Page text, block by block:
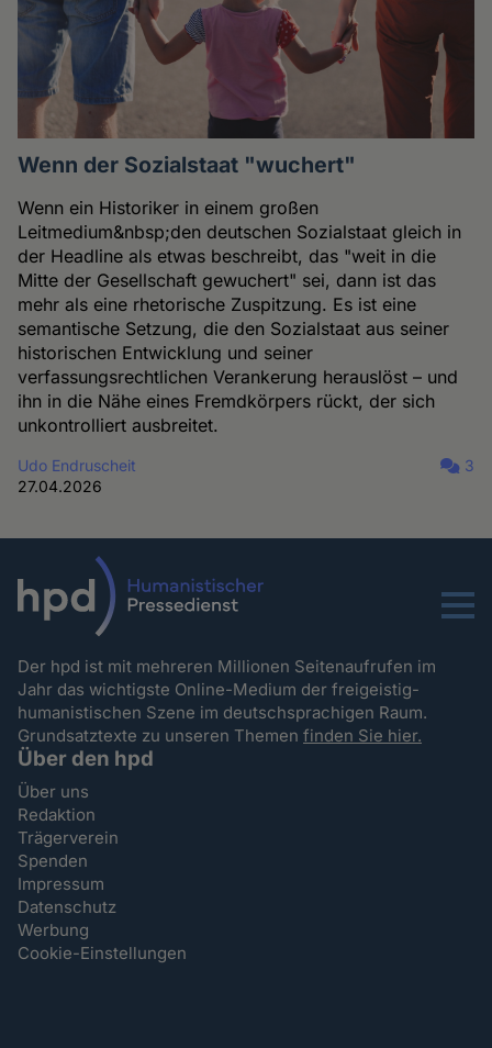
Wenn der Sozialstaat "wuchert"
Wenn ein Historiker in einem großen
Leitmedium&nbsp;den deutschen Sozialstaat gleich in
der Headline als etwas beschreibt, das "weit in die
Mitte der Gesellschaft gewuchert" sei, dann ist das
mehr als eine rhetorische Zuspitzung. Es ist eine
semantische Setzung, die den Sozialstaat aus seiner
historischen Entwicklung und seiner
verfassungsrechtlichen Verankerung herauslöst – und
ihn in die Nähe eines Fremdkörpers rückt, der sich
unkontrolliert ausbreitet.
Udo Endruscheit
27.04.2026
3
Menu
Der hpd ist mit mehreren Millionen Seitenaufrufen im
Jahr das wichtigste Online-Medium der freigeistig-
humanistischen Szene im deutschsprachigen Raum.
Grundsatztexte zu unseren Themenfinden Sie hier.
Über den hpd
Über uns
Redaktion
Trägerverein
Spenden
Impressum
Datenschutz
Werbung
Cookie-Einstellungen